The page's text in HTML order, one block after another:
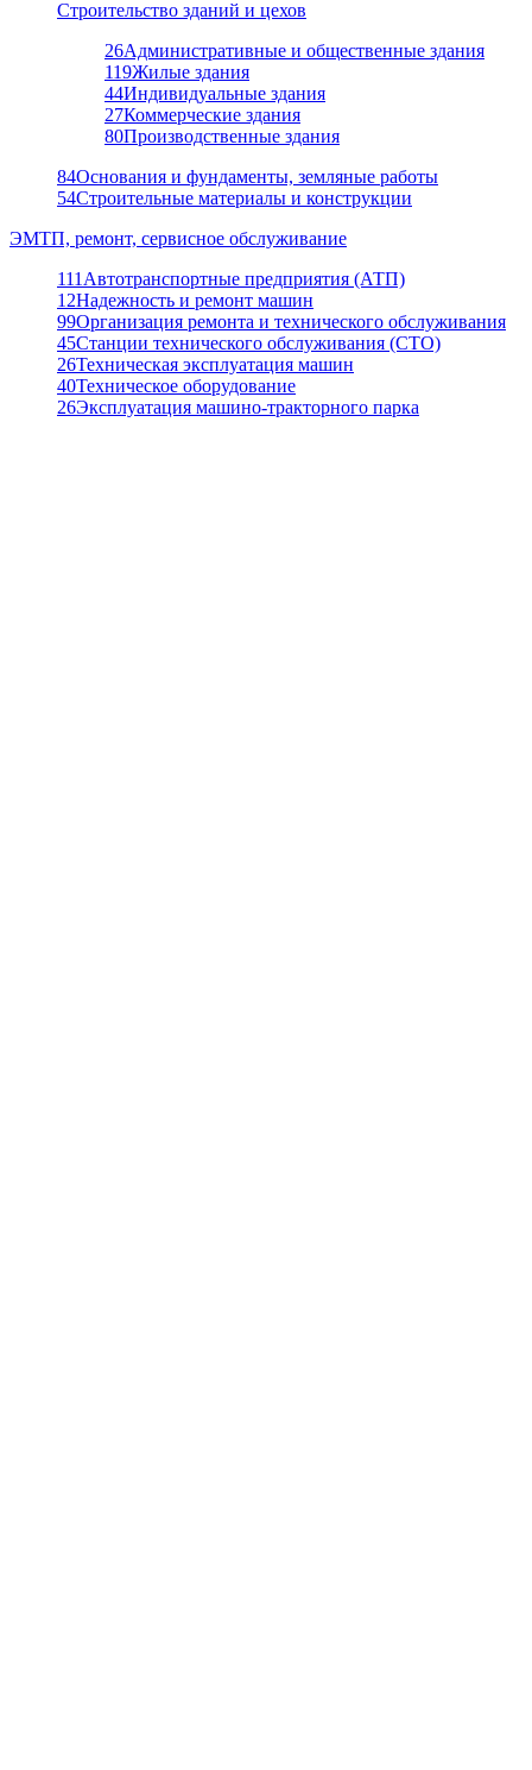
Строительство зданий и цехов
26Административные и общественные здания
119Жилые здания
44Индивидуальные здания
27Коммерческие здания
80Производственные здания
84Основания и фундаменты, земляные работы
54Строительные материалы и конструкции
ЭМТП, ремонт, сервисное обслуживание
111 Автотранспортные предприятия (АТП)
12Надежность и ремонт машин
99Организация ремонта и технического обслуживания
45Станции технического обслуживания (СТО)
26Техническая эксплуатация машин
40Техническое оборудование
26Эксплуатация машино-тракторного парка